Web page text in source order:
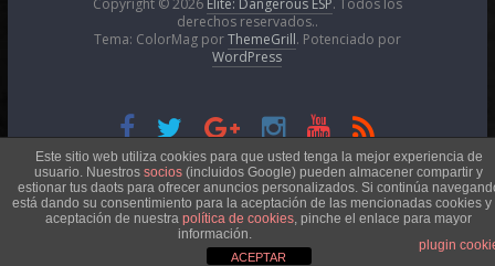
derechos reservados..
Tema: ColorMag porThemeGrill. Potenciado por
WordPress
Esta obra está bajo unaLicencia Creative Commons
Atribución-NoComercial 4.0 Internacional
Este sitio web utiliza cookies para que usted tenga la mejor experiencia de
usuario. Nuestros socios (incluidos Google) pueden almacener compartir y
estionar tus daots para ofrecer anuncios personalizados. Si continúa
está dando su consentimiento para la aceptación de las mencionadas cookies y
aceptación de nuestra política de cookies, pinche el enlace para mayor
información.
plugin
ACEPTAR